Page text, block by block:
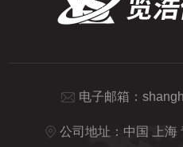
电子邮箱：
公司地址：中国 上海